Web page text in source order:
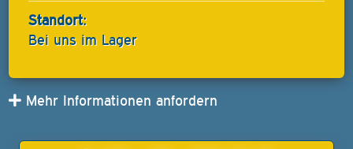
Standort:
Bei uns im Lager
Mehr Informationen anfordern